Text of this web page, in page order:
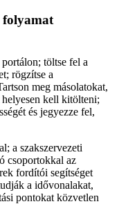
folyamat
töltse fel a
rögzítse a
meg másolatokat,
helyesen kell kitölteni;
és jegyezze fel,
a szakszervezeti
csoportokkal az
fordítói segítséget
a idővonalakat,
pontokat közvetlen